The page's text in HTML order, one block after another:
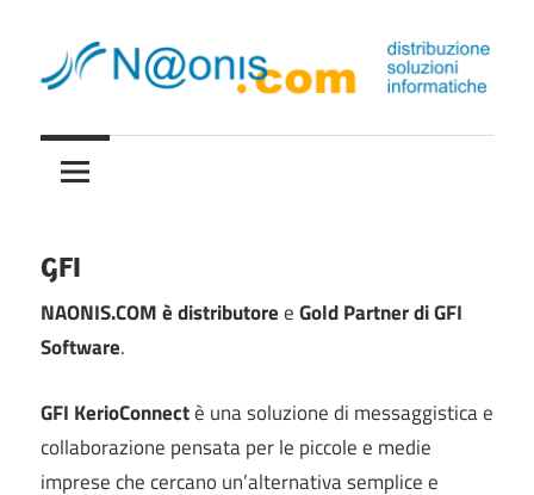
content
naonis.it
soluzioni
informatiche
GFI
NAONIS.COM è distributoreeGold Partner di GFI
Software.
GFI KerioConnectè una soluzione di messaggistica e
collaborazione pensata per le piccole e medie
imprese che cercano un’alternativa semplice e